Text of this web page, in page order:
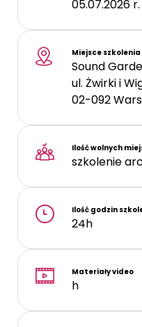
05.07.2026 r.
Miejsce szkolenia
Sound
ul. Żwirki i
02-092
Ilość wolnych
szkolenie
Ilość godzin
24h
Materiały video
h